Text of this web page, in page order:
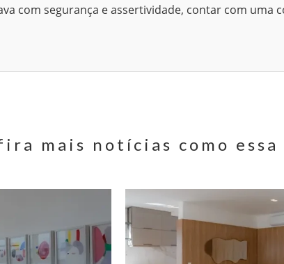
com segurança e assertividade, contar com uma
mais notícias como essa